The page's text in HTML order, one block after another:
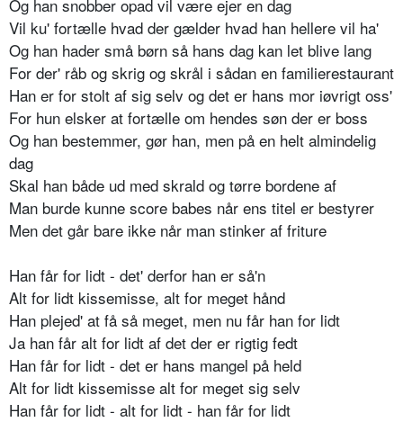
Og han snobber opad vil være ejer en dag
Vil ku' fortælle hvad der gælder hvad han hellere vil ha'
Og han hader små børn så hans dag kan let blive lang
For der' råb og skrig og skrål i sådan en familierestaurant
Han er for stolt af sig selv og det er hans mor iøvrigt oss'
For hun elsker at fortælle om hendes søn der er boss
Og han bestemmer, gør han, men på en helt almindelig
dag
Skal han både ud med skrald og tørre bordene af
Man burde kunne score babes når ens titel er bestyrer
Men det går bare ikke når man stinker af friture
Han får for lidt - det' derfor han er så'n
Alt for lidt kissemisse, alt for meget hånd
Han plejed' at få så meget, men nu får han for lidt
Ja han får alt for lidt af det der er rigtig fedt
Han får for lidt - det er hans mangel på held
Alt for lidt kissemisse alt for meget sig selv
Han får for lidt - alt for lidt - han får for lidt